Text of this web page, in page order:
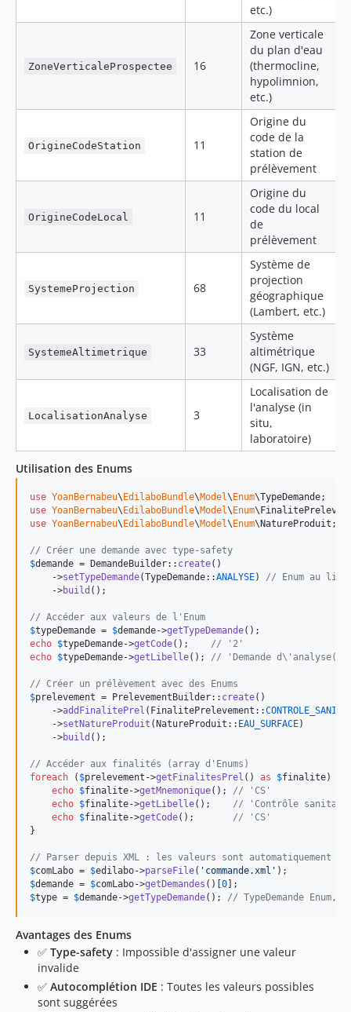
etc.)
ZoneVerticaleProspectee 16
Zone verticale
du plan d'eau
(thermocline,
hypolimnion,
etc.)
OrigineCodeStation 11
Origine du
code de la
station de
prélèvement
OrigineCodeLocal 11
Origine du
code du local
de
prélèvement
SystemeProjection 68
Système de
projection
géographique
(Lambert, etc.)
SystemeAltimetrique 33
Système
altimétrique
(NGF, IGN, etc.)
LocalisationAnalyse 3
Localisation de
l'analyse (in
situ,
laboratoire)
Utilisation des Enums
use YoanBernabeu\ EdilaboBundle\Model\ Enum\TypeDemande
use YoanBernabeu\ EdilaboBundle\Model\ Enum\
use YoanBernabeu\ EdilaboBundle\Model\ Enum\ NatureProduit ;
// Créer une demande avec type-safety
$demande = DemandeBuilder:: create()
    ->
setTypeDemande(TypeDemande::ANALYSE) // Enum au
    ->
build ();
// Accéder aux valeurs de l'Enum
$typeDemande = $demande->getTypeDemande
echo $typeDemande->getCode(); // '2'
echo $typeDemande->getLibelle(); // 'Demande
// Créer un prélèvement avec des Enums
$prelevement = PrelevementBuilder:: create()
    ->
addFinalitePrel (FinalitePrelevement::
    ->
setNatureProduit (NatureProduit:: EAU_SURFACE)
    ->
build ();
// Accéder aux finalités (array d'Enums)
foreach ( $prelevement ->getFinalitesPrel () as $finalite) {
echo $finalite->getMnemonique(); // 'CS'
echo $finalite->getLibelle(); // 'Contrôle
echo $finalite->getCode(); // 'CS'
}
// Parser depuis XML : les valeurs sont automatiquement
$comLabo = $edilabo->parseFile( ' commande.xml '
$demande = $comLabo->getDemandes ()[ 0
$type = $demande->getTypeDemande(); // TypeDemande Enum,
Avantages des Enums
✅ Type-safety : Impossible d'assigner une valeur
invalide
✅ Autocomplétion IDE : Toutes les valeurs possibles
sont suggérées